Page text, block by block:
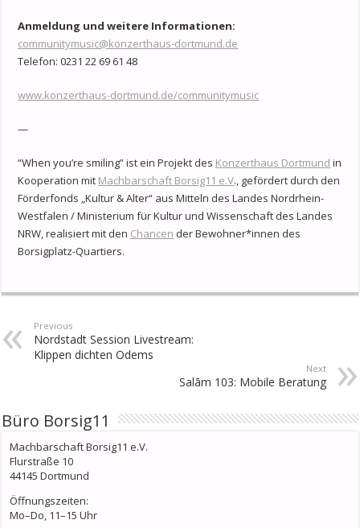
Anmeldung und weitere Informationen:
communitymusic@konzerthaus-dortmund.de
Telefon: 0231 22 69 61 48
www.konzerthaus-dortmund.de/communitymusic
—
“When you’re smiling” ist ein Projekt des Konzerthaus Dortmund in
Kooperation mit Machbarschaft Borsig11 e.V., gefördert durch den
Förderfonds „Kultur & Alter“ aus Mitteln des Landes Nordrhein-
Westfalen / Ministerium für Kultur und Wissenschaft des Landes
NRW, realisiert mit den Chancen der Bewohner*innen des
Borsigplatz-Quartiers.
Previous
Nordstadt Session Livestream:
Klippen dichten Odems
Next
Salām 103: Mobile Beratung
Büro Borsig11
Machbarschaft Borsig11 e.V.
Flurstraße 10
44145 Dortmund
Öffnungszeiten:
Mo–Do, 11–15 Uhr